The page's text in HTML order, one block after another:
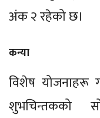
अंक २ रहेको छ।
कन्या
विशेष योजनाहरू
शुभचिन्तकको